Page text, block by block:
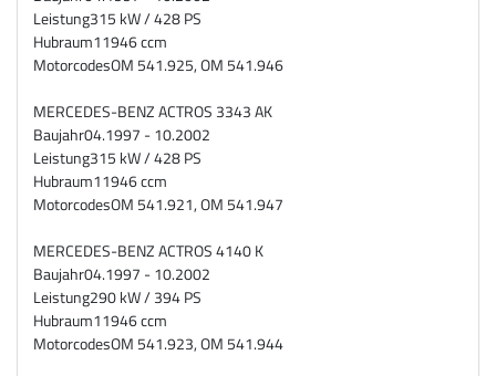
Leistung315 kW / 428 PS
Hubraum11946 ccm
MotorcodesOM 541.925, OM 541.946
MERCEDES-BENZ ACTROS 3343 AK
Baujahr04.1997 - 10.2002
Leistung315 kW / 428 PS
Hubraum11946 ccm
MotorcodesOM 541.921, OM 541.947
MERCEDES-BENZ ACTROS 4140 K
Baujahr04.1997 - 10.2002
Leistung290 kW / 394 PS
Hubraum11946 ccm
MotorcodesOM 541.923, OM 541.944